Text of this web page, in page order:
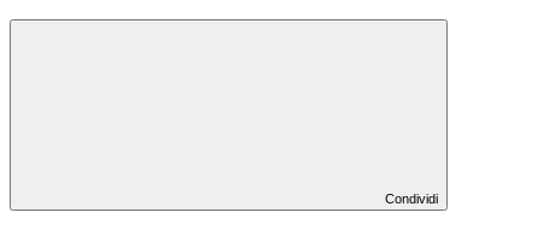
Condividi